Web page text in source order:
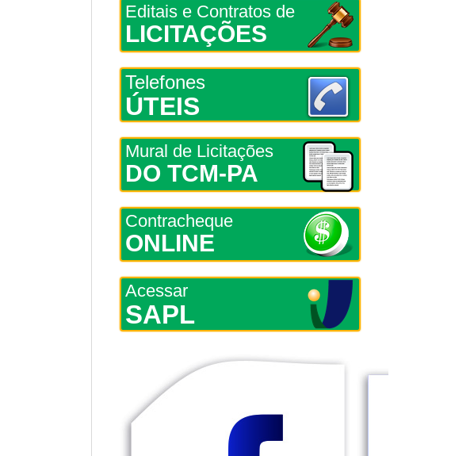
Editais e Contratos de
LICITAÇÕES
Telefones
ÚTEIS
Mural de Licitações
DO TCM-PA
Contracheque
ONLINE
Acessar
SAPL